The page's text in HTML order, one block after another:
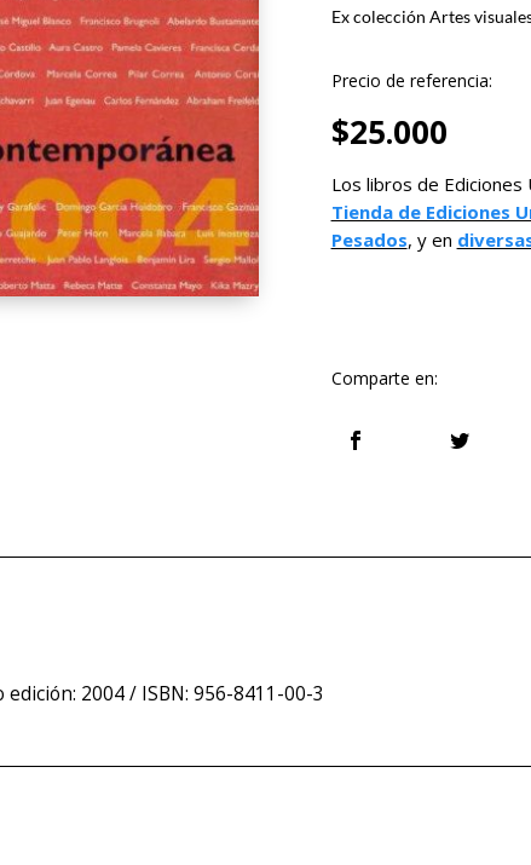
Ex colección Artes
Precio de referencia:
$25.000
Los libros de Ediciones
Tienda de Ediciones
Pesados, y en
Comparte en:
edición: 2004 / ISBN: 956-8411-00-3